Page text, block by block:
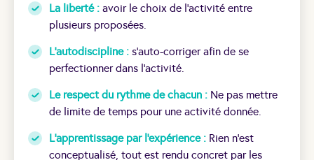
La liberté : avoir le choix de l’activité entre
plusieurs proposées.
L’autodiscipline : s’auto-corriger afin de se
perfectionner dans l’activité.
Le respect du rythme de chacun : Ne pas mettre
de limite de temps pour une activité donnée.
L’apprentissage par l’expérience : Rien n’est
conceptualisé, tout est rendu concret par les